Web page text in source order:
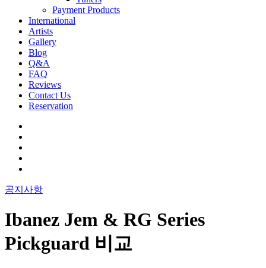
Payment Products
International
Artists
Gallery
Blog
Q&A
FAQ
Reviews
Contact Us
Reservation
공지사항
Ibanez Jem & RG Series
Pickguard 비교